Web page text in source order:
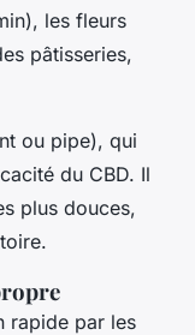
les fleurs
pâtisseries,
ou pipe), qui
du CBD. Il
plus douces,
rapide par les